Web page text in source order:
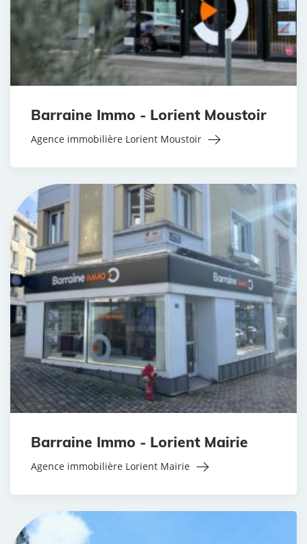
Barraine Immo - Lorient Moustoir
Agence immobilière Lorient Moustoir
Barraine Immo - Lorient Mairie
Agence immobilière Lorient Mairie